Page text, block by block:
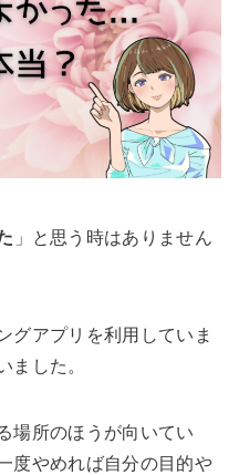
」と思う時はありません
グアプリを利用していま
ました。
場所のほうが向いてい
度やめれば自分の目的や